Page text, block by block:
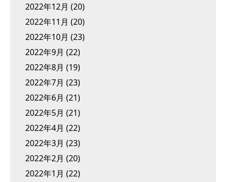
2022年12月 (20)
2022年11月 (20)
2022年10月 (23)
2022年9月 (22)
2022年8月 (19)
2022年7月 (23)
2022年6月 (21)
2022年5月 (21)
2022年4月 (22)
2022年3月 (23)
2022年2月 (20)
2022年1月 (22)